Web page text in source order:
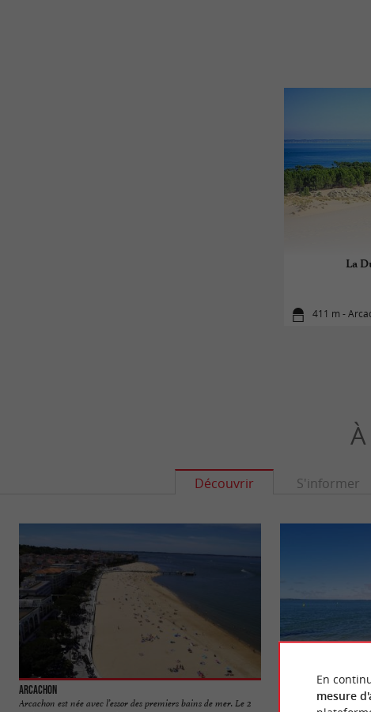
La
411 m -
Découvrir S'informer
Arcachon
Arcachon est née avec l’essor des premiers bains de mer. Le 2
C'est la plage
En
mesure